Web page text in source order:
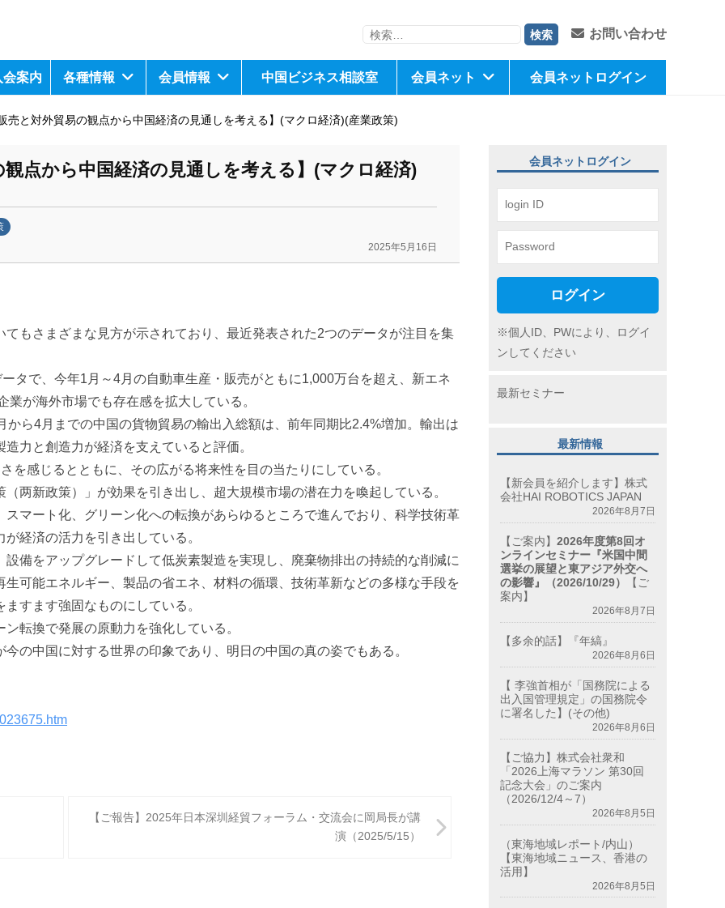
検
お問い合わせ
会案内 各種情報 会員情報 中国ビジネス相談室 会員ネット 会員ネットログイン
売と対外貿易の観点から中国経済の見通しを考える】(マクロ経済)(産業政策)
観点から中国経済の見通しを考える】(マクロ経済)
2025年5月16日
てもさまざまな見方が示されており、最近発表された2つのデータが注目を集
タで、今年1月～4月の自動車生産・販売がともに1,000万台を超え、新エネ
が海外市場でも存在感を拡大している。
から4月までの中国の貨物貿易の輸出入総額は、前年同期比2.4%増加。輸出は
力と創造力が経済を支えていると評価。
を感じるとともに、その広がる将来性を目の当たりにしている。
两新政策）」が効果を引き出し、超大規模市場の潜在力を喚起している。
スマート化、グリーン化への転換があらゆるところで進んでおり、科学技術革
経済の活力を引き出している。
備をアップグレードして低炭素製造を実現し、廃棄物排出の持続的な削減に
可能エネルギー、製品の省エネ、材料の循環、技術革新などの多様な手段を
すます強固なものにしている。
転換で発展の原動力を強化している。
の中国に対する世界の印象であり、明日の中国の真の姿でもある。
【ご報告】2025年日本深圳経貿フォーラム・交流会に岡局長が講
演（2025/5/15）
会員ネットログイン
ログイン
※個人ID、PWにより、ログイ
ンしてください
最新セミナー
最新情報
【新会員を紹介します】株式
会社HAI ROBOTICS JAPAN
2026年8月7日
【ご案内】2026年度第8回オ
ンラインセミナー『米国中間
選挙の展望と東アジア外交へ
の影響』（2026/10/29）
【ご
案内】
2026年8月7日
【多余的話】『年縞』
2026年8月6日
【 李強首相が「国務院による
出入国管理規定」の国務院令
に署名した】(その他)
2026年8月6日
【ご協力】株式会社衆和
「2026上海マラソン 第30回
記念大会」のご案内
（2026/12/4～7）
2026年8月5日
（東海地域レポート/内山）
【東海地域ニュース、香港の
活用】
2026年8月5日